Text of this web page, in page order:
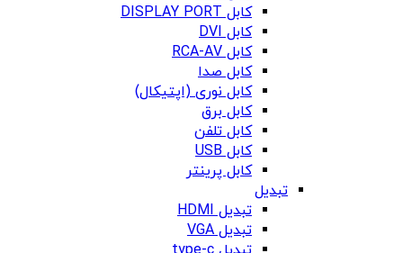
کابل DISPLAY PORT
کابل DVI
کابل RCA-AV
کابل صدا
کابل نوری (اپتیکال)
کابل برق
کابل تلفن
کابل USB
کابل پرینتر
تبدیل
تبدیل HDMI
تبدیل VGA